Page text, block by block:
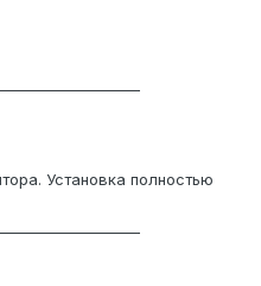
Установка полностью